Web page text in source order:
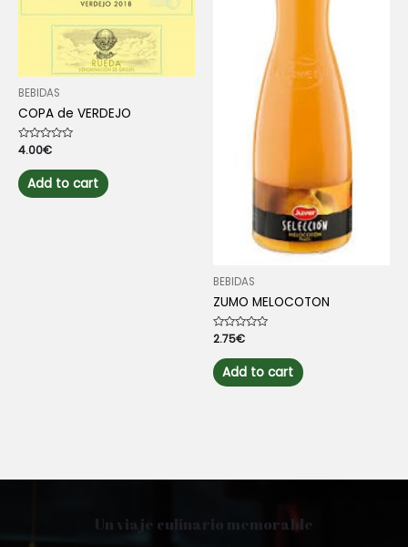
BEBIDAS
COPA de VERDEJO
Rated
out
of
5
4.00€
Add to cart
BEBIDAS
ZUMO MELOCOTON
Rated
0
out
of
5
2.75€
Add to cart
Un viaje culinario memorable